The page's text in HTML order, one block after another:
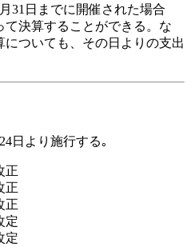
31日までに開催された場合
決算することができる。な
ついても、その日よりの支出
日より施行する｡
正
正
正
定
定